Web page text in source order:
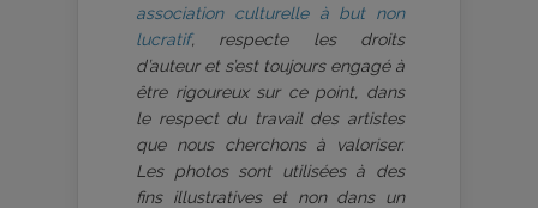
association culturelle à but non
lucratif, respecte les droits
d’auteur et s’est toujours engagé à
être rigoureux sur ce point, dans
le respect du travail des artistes
que nous cherchons à valoriser.
Les photos sont utilisées à des
fins illustratives et non dans un